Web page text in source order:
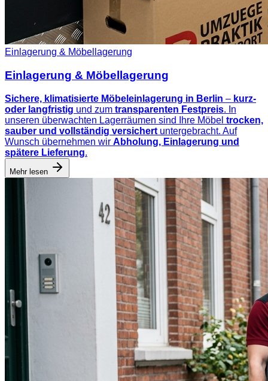
Einlagerung & Möbellagerung
Einlagerung & Möbellagerung
Sichere, klimatisierte Möbeleinlagerung in Berlin – kurz-
oder langfristig und zum transparenten Festpreis. In
unseren überwachten Lagerräumen sind Ihre Möbel trocken,
sauber und vollständig versichert untergebracht. Auf
Wunsch übernehmen wir Abholung, Einlagerung und
spätere Lieferung.
Mehr lesen